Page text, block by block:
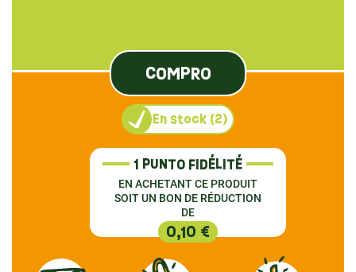
1 PUNTO FIDÉLITÉ
EN ACHETANT CE PRODUIT
SOIT UN BON DE RÉDUCTION
DE
0,10 €
COMPRO
En stock (2)